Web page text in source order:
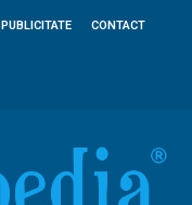
PUBLICITATE CONTACT